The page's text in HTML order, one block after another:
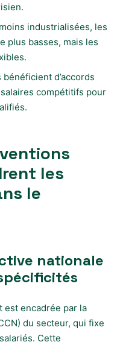
industrialisées, les
plus basses, mais les
d’accords
compétitifs pour
les
le
nationale
est encadrée par la
du secteur, qui fixe
Cette